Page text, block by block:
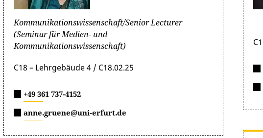
Kommunikationswissenschaft/Senior Lecturer
(Seminar für Medien- und
Kommunikationswissenschaft)
C18 – Lehrgebäude 4 / C18.02.25
+49 361 737-4152
anne.gruene@uni-erfurt.de